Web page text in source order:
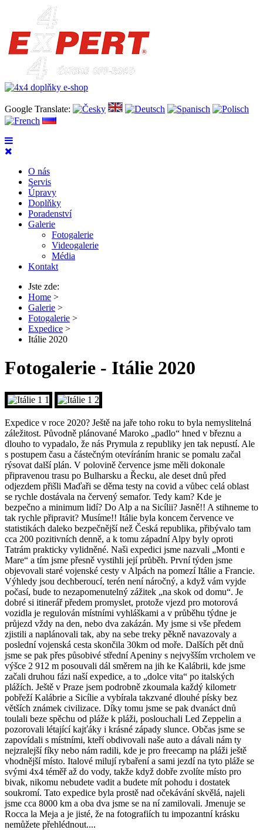
Google Translate:
O nás
Servis
Úpravy
Doplňky
Poradenství
Galerie
Fotogalerie
Videogalerie
Média
Kontakt
Jste zde:
Home >
Galerie >
Fotogalerie >
Expedice >
Itálie 2020
Fotogalerie - Itálie 2020
Expedice v roce 2020? Ještě na jaře toho roku to byla nemyslitelná
záležitost. Původně plánované Maroko „padlo“ hned v březnu a
dlouho to vypadalo, že nás Prymula z republiky jen tak nepustí. Ale
s postupem času a částečným otevíráním hranic se pomalu začal
rýsovat další plán. V polovině července jsme měli dokonale
připravenou trasu po Bulharsku a Řecku, ale deset dnů před
odjezdem přišli Maďaři se děma testy na covid a vůbec celá oblast
se rychle dostávala na červený semafor. Tedy kam? Kde je
bezpečno a minimum lidí? Do Alp a na Sicílii? Jasně!! A stihneme to
tak rychle připravit? Musíme!! Itálie byla koncem července ve
statistikách daleko bezpečnější než Česká republika, přibývalo tam
cca 200 pozitivních denně, a k tomu západní Alpy byly oproti
Tatrám prakticky vylidněné. Naši expedici jsme nazvali „Monti e
Mare“ a tím jsme přesně vystihli její průběh. První týden jsme
objevovali staré vojenské cesty v Alpách na pomezí Itálie a Francie.
Výhledy jsou dechberoucí, terén není náročný, a když vám vyjde
počasí, bude to nezapomenutelný zážitek „na skok od domu“. Je
dobré si itinerář předem promyslet, protože vjezd pro motorová
vozidla je regulován místními vyhláškami a v průběhu týdne je
průjezd vždy na den, nebo dva zakázán. My jsme si vše předem
zjistili a naplánovali tak, aby na sebe treky pěkně navazovaly a
poslední vojenská cesta skončila 30km od moře. Dalších pět dnů
jsme se pak přes působivé střední Apeniny s nejvyšším vrcholem ve
výšce 2 912 m posouvali dál směrem na jih ke Kalábrii, kde jsme
začali druhou fázi naší expedice, a to „dolce vita“ po italských
plážích. Ještě v Praze jsem podrobně zkoumala každý kilometr
pobřeží Kalábrie a Sicílie a vybírala takzvané dlouhé písky bez
větších známek civilizace. Díky tomu jsme se pak dvanáct dnů
toulali beze spěchu od pláže k pláži, poslouchali Led Zeppelin a
pozorovali létající kajťáky i krásné západy slunce. Občas jsme se
zapovídali s místními, kteří obdivovali naše auto a dávali nám ty
nejzralejší fíky nebo nám radili, kde je pro freecamp na pláži ještě
vhodnější místo. Italové milují rybaření a sami jezdí na tyto pláže se
svými 4x4 téměř až do vody, takže když dobře zvolíte místo pro
bivak, nikomu nebudete vadit a budete mít pohodu i dostatek
soukromí. Tato expedice byla prostě nad očekávání skvělá, najeli
jsme cca 8000 km a oba dva jsme se na ní zamilovali. Jmenuje se
Rocca la Meja a je jisté, že na fotografiích tu impozantní krásku
nemůžete přehlédnout....